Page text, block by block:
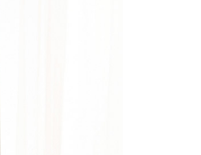
AFTEE先享後付」服務完成之
址：
或監護人之同意方可使用
起之損失，本公司不負相關責
別帳號之用戶狀況，依本公司
不足之情形，本公司將視審查
費
運費
運費